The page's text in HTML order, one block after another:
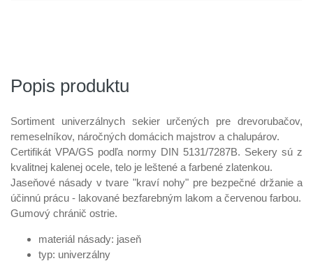
Popis produktu
Sortiment univerzálnych sekier určených pre drevorubačov,
remeselníkov, náročných domácich majstrov a chalupárov.
Certifikát VPA/GS podľa normy DIN 5131/7287B. Sekery sú z
kvalitnej kalenej ocele, telo je leštené a farbené zlatenkou.
Jaseňové násady v tvare "kraví nohy" pre bezpečné držanie a
účinnú prácu - lakované bezfarebným lakom a červenou farbou.
Gumový chránič ostrie.
materiál násady: jaseň
typ: univerzálny